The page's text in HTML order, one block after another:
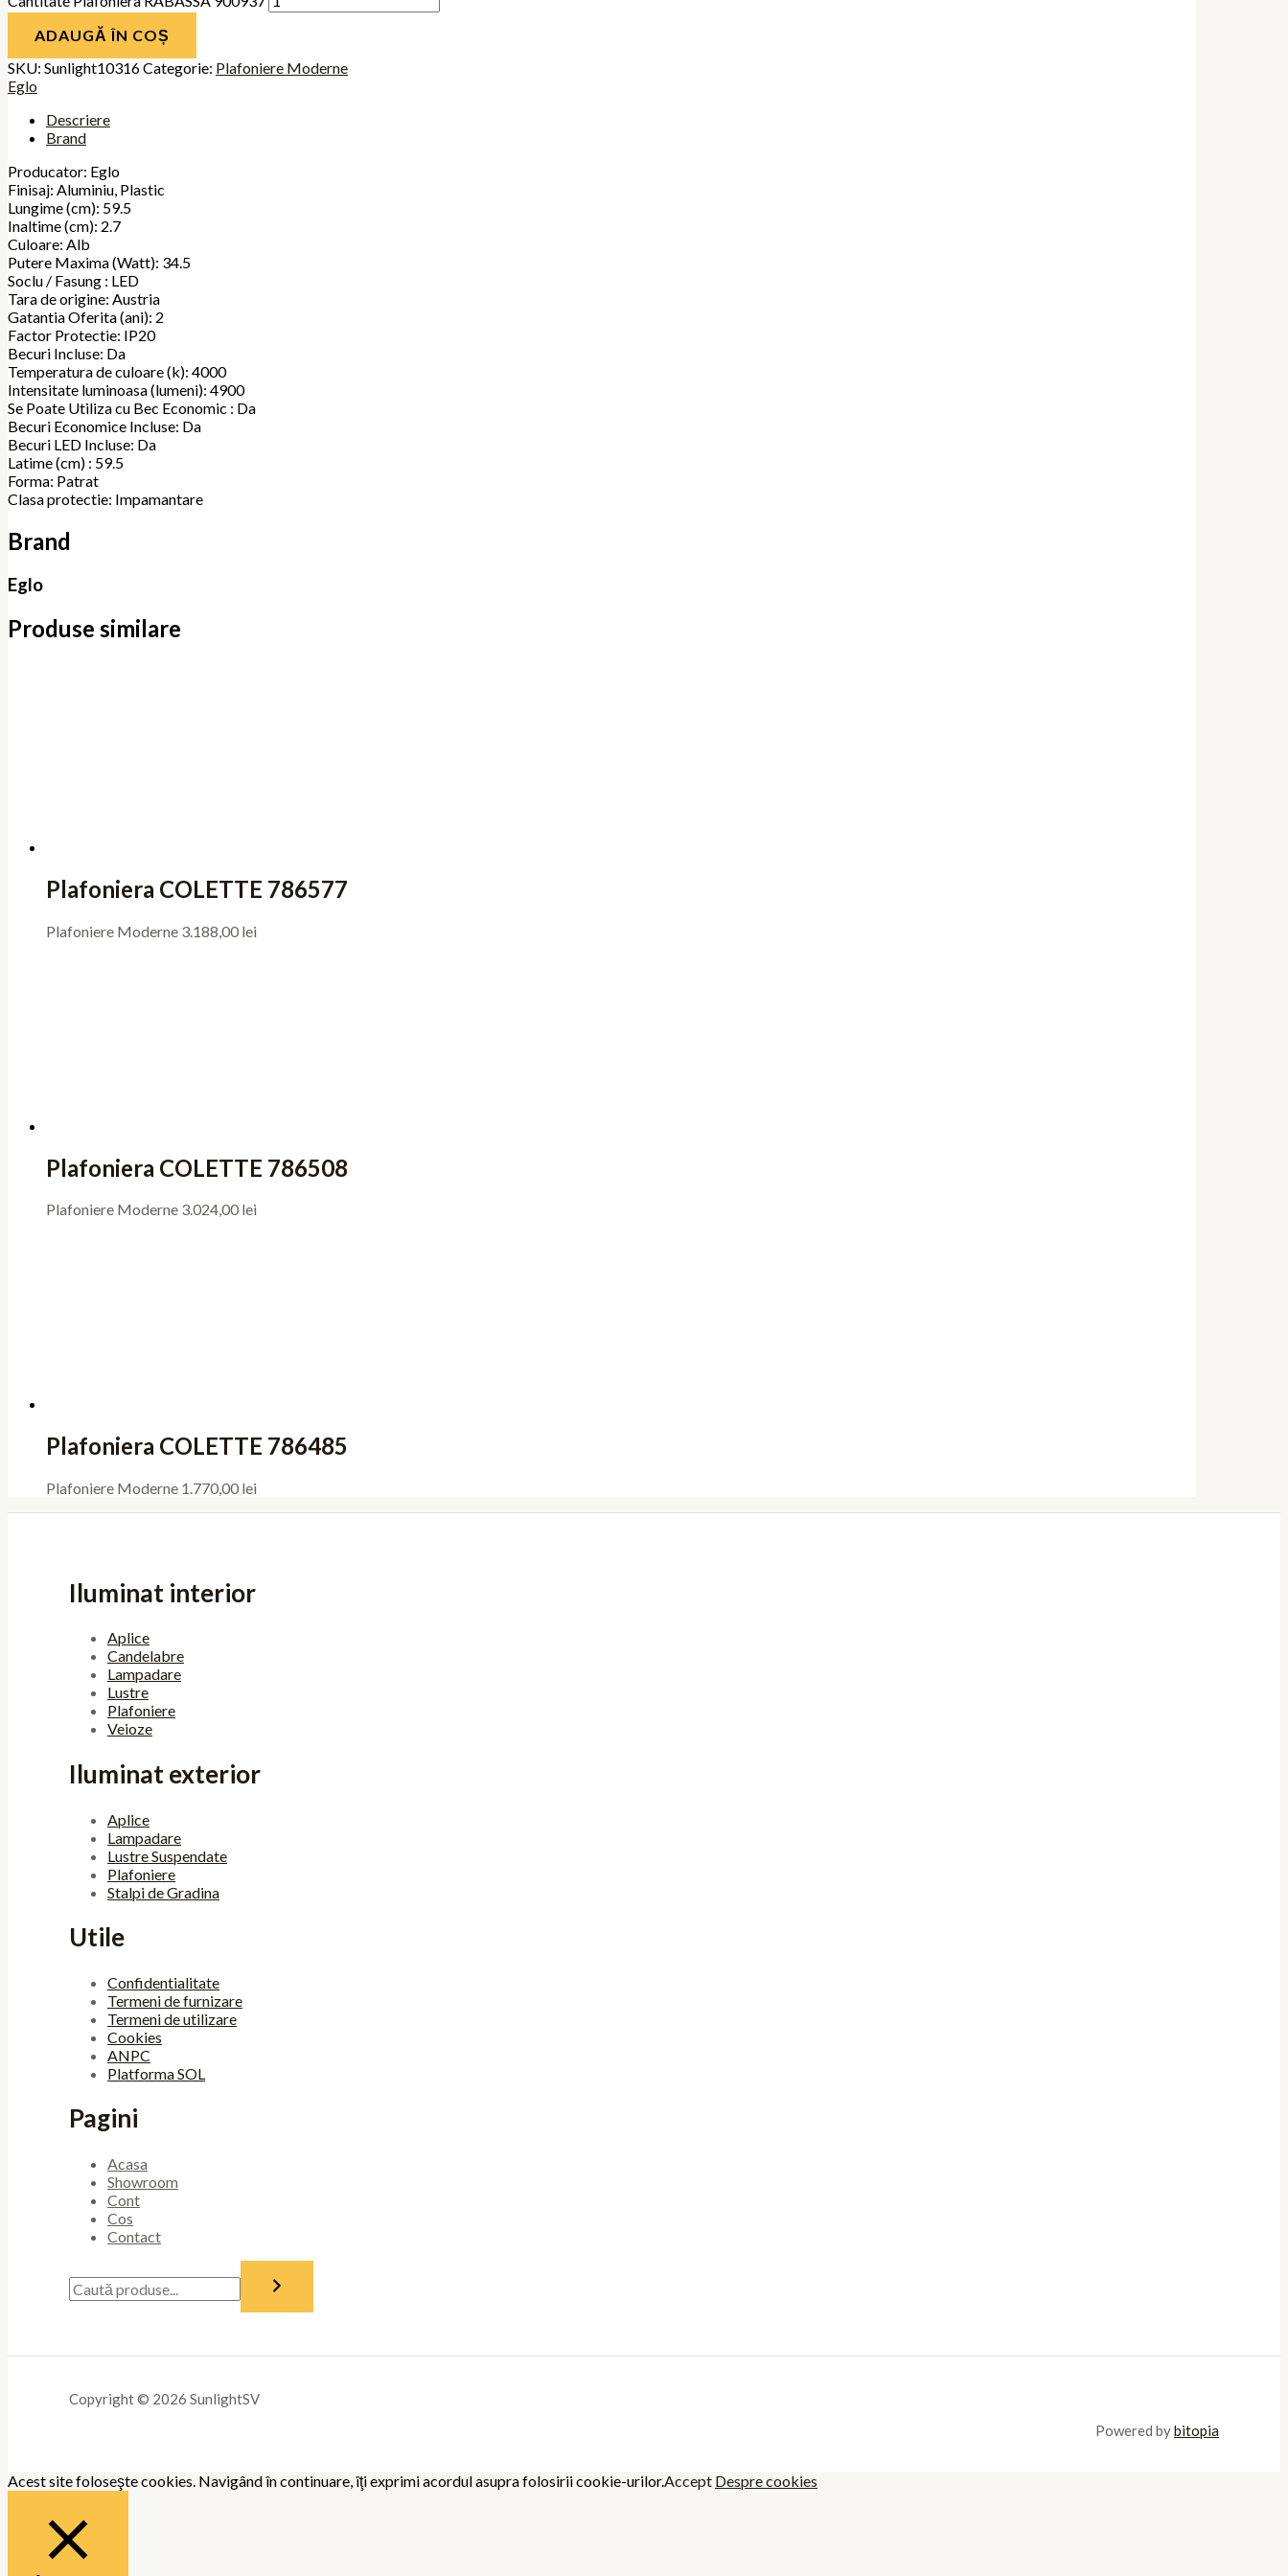
ADAUGĂ ÎN COȘ
SKU: Sunlight10316Categorie: Plafoniere Moderne
Eglo
Descriere
Brand
Producator: Eglo
Finisaj: Aluminiu, Plastic
Lungime (cm): 59.5
Inaltime (cm): 2.7
Culoare: Alb
Putere Maxima (Watt): 34.5
Soclu / Fasung : LED
Tara de origine: Austria
Gatantia Oferita (ani): 2
Factor Protectie: IP20
Becuri Incluse: Da
Temperatura de culoare (k): 4000
Intensitate luminoasa (lumeni): 4900
Se Poate Utiliza cu Bec Economic : Da
Becuri Economice Incluse: Da
Becuri LED Incluse: Da
Latime (cm) : 59.5
Forma: Patrat
Clasa protectie: Impamantare
Brand
Eglo
Produse similare
Plafoniera COLETTE 786577
Plafoniere Moderne 3.188,00 lei
Plafoniera COLETTE 786508
Plafoniere Moderne 3.024,00 lei
Plafoniera COLETTE 786485
Plafoniere Moderne 1.770,00 lei
Iluminat interior
Aplice
Candelabre
Lampadare
Lustre
Plafoniere
Veioze
Iluminat exterior
Aplice
Lampadare
Lustre Suspendate
Plafoniere
Stalpi de Gradina
Utile
Confidentialitate
Termeni de furnizare
Termeni de utilizare
Cookies
ANPC
Platforma SOL
Pagini
Acasa
Showroom
Cont
Cos
Contact
Copyright © 2026 SunlightSV
Powered bybitopia
Acest site foloseşte cookies. Navigând în continuare, îţi exprimi acordul asupra folosirii cookie-urilor.Accept Despre cookies